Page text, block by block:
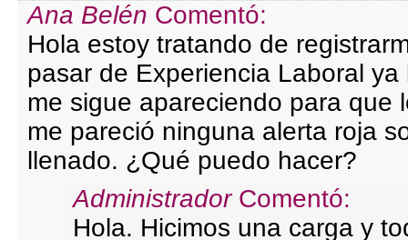
Ana Belén Comentó:
Hola estoy tratando de
pasar de Experiencia Laboral
me sigue apareciendo para que
me pareció ninguna alerta roja
llenado. ¿Qué puedo hacer?
Administrador Comentó:
Hola. Hicimos una carga y